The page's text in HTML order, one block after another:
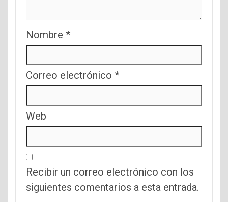
Nombre *
Correo electrónico *
Web
Recibir un correo electrónico con los
siguientes comentarios a esta entrada.